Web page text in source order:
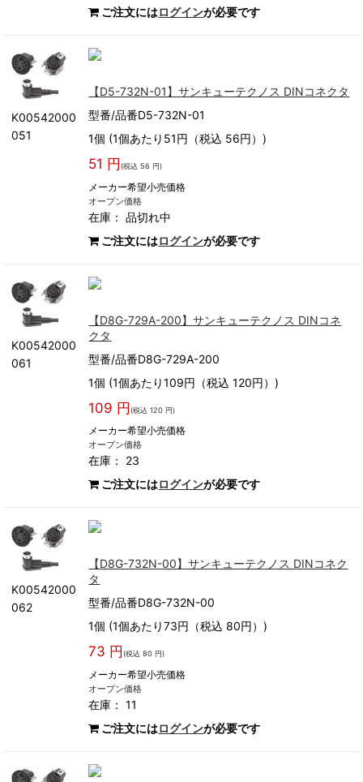
ご注文にはログインが必要です
K00542000
051
【D5-732N-01】サンキューテクノス DINコネクタ
型番/品番D5-732N-01
1個 (1個あたり51円（税込 56円）)
51 円 (税込 56 円)
メーカー希望小売価格
オープン価格
在庫：品切れ中
ご注文にはログインが必要です
K00542000
061
【D8G-729A-200】サンキューテクノス DINコネ
クタ
型番/品番D8G-729A-200
1個 (1個あたり109円（税込 120円）)
109 円 (税込 120 円)
メーカー希望小売価格
オープン価格
在庫： 23
ご注文にはログインが必要です
K00542000
062
【D8G-732N-00】サンキューテクノス DINコネク
タ
型番/品番D8G-732N-00
1個 (1個あたり73円（税込 80円）)
73 円 (税込 80 円)
メーカー希望小売価格
オープン価格
在庫： 11
ご注文にはログインが必要です